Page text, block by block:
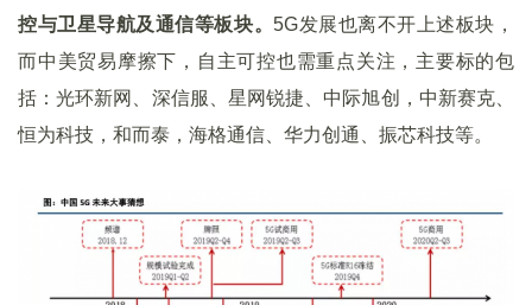
控与卫星导航及通信等板块。5G发展也离不开上述板块，
而中美贸易摩擦下，自主可控也需重点关注，主要标的包
括：光环新网、深信服、星网锐捷、中际旭创，中新赛克、
恒为科技，和而泰，海格通信、华力创通、振芯科技等。